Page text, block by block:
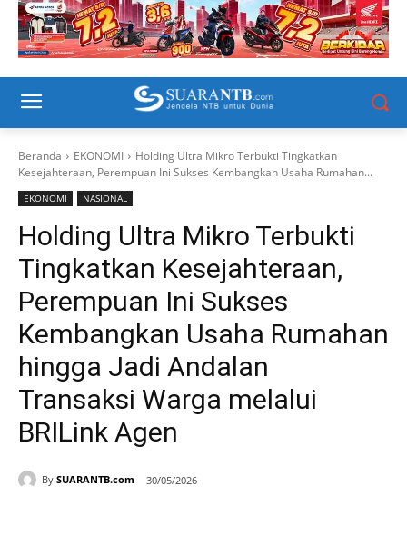
Beranda EKONOMI
Holding Ultra Mikro Terbukti Tingkatkan
Kesejahteraan, Perempuan Ini Sukses Kembangkan Usaha Rumahan...
EKONOMI NASIONAL
Holding Ultra Mikro Terbukti
Tingkatkan Kesejahteraan,
Perempuan Ini Sukses
Kembangkan Usaha Rumahan
hingga Jadi Andalan
Transaksi Warga melalui
BRILink Agen
By SUARANTB.com 30/05/2026